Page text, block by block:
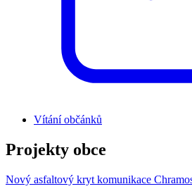
Vítání občánků
Projekty obce
Nový asfaltový kryt komunikace